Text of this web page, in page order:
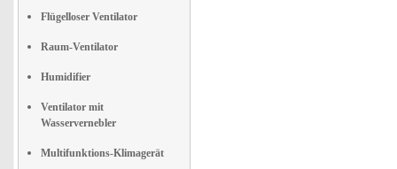
Flügelloser Ventilator
Raum-Ventilator
Humidifier
Ventilator mit
Wasservernebler
Multifunktions-Klimagerät